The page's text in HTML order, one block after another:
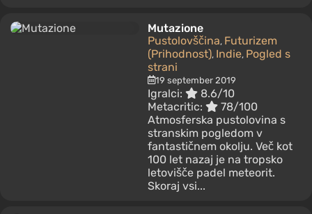
Mutazione
Pustolovščina, Futurizem
(Prihodnost), Indie, Pogled s
strani
19 september 2019
Igralci:
8.6/10
Metacritic:
78/100
Atmosferska pustolovina s
stranskim pogledom v
fantastičnem okolju. Več kot
100 let nazaj je na tropsko
letovišče padel meteorit.
Skoraj vsi...